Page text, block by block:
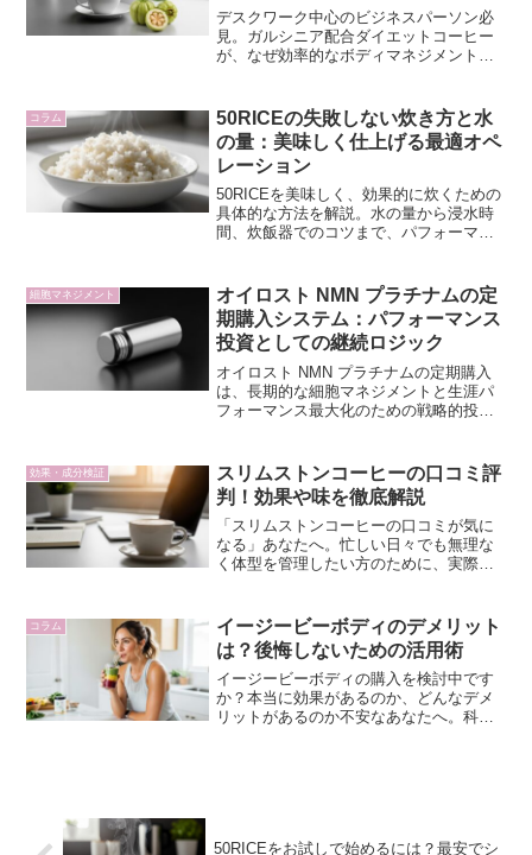
デスクワーク中心のビジネスパーソン必
見。ガルシニア配合ダイエットコーヒー
が、なぜ効率的なボディマネジメントを
志力に頼らない習慣置き換えのロジック
を解き明かします。
コラム
50RICEの失敗しない炊き方と水
の量：美味しく仕上げる最適オペ
レーション
50RICEを美味しく、効果的に炊くための
具体的な方法を解説。水の量から浸水時
間、炊飯器でのコツまで、パフォーマン
細胞マネジメント
オイロスト NMN プラチナムの定
期購入システム：パフォーマンス
投資としての継続ロジック
オイロスト NMN プラチナムの定期購入
は、長期的な細胞マネジメントと生涯パ
フォーマンス最大化のための戦略的投資
説します。
効果・成分検証
スリムストンコーヒーの口コミ評
判！効果や味を徹底解説
「スリムストンコーヒーの口コミが気に
なる」あなたへ。忙しい日々でも無理な
く体型を管理したい方のために、実際の
ハックし、理想のボディマネジメントを
実現しましょう。
コラム
イージービーボディのデメリット
は？後悔しないための活用術
イージービーボディの購入を検討中です
か？本当に効果があるのか、どんなデメ
リットがあるのか不安なあなたへ。科学
50RICEをお試しで始めるには？最安でシ